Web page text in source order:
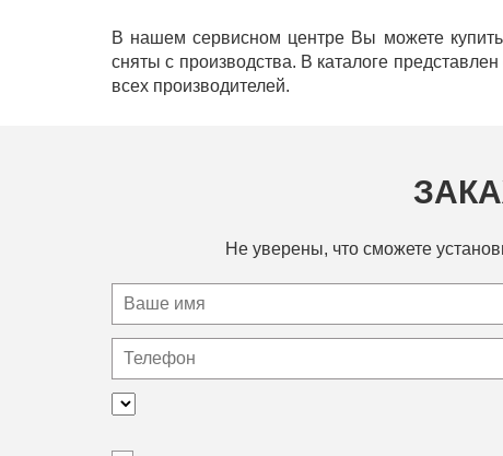
В нашем сервисном центре Вы можете
сняты с производства. В каталоге
всех производителей.
Не уверены, что сможете